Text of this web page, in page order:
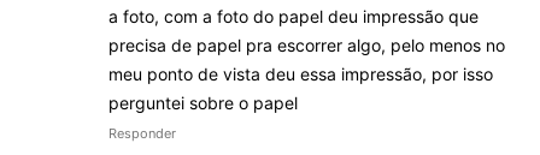
a foto, com a foto do papel deu impressão que
precisa de papel pra escorrer algo, pelo menos no
meu ponto de vista deu essa impressão, por isso
perguntei sobre o papel
Responder